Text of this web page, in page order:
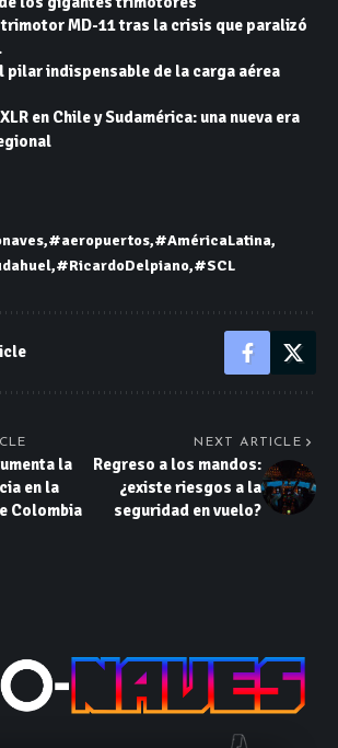
MD-11 tras la crisis que paralizó
pilar indispensable de la carga aérea
en Chile y Sudamérica: una nueva era
#aeropuertos #AméricaLatina
#RicardoDelpiano #SCL
la
en la
Colombia
NEXT ARTICLE
Regreso a los mandos:
¿existe riesgos a la
seguridad en vuelo?